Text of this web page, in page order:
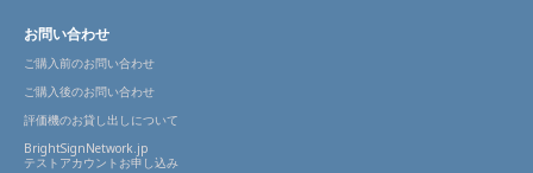
お問い合わせ
ご購入前のお問い合わせ
ご購入後のお問い合わせ
評価機のお貸し出しについて
BrightSignNetwork.jp
テストアカウントお申し込み